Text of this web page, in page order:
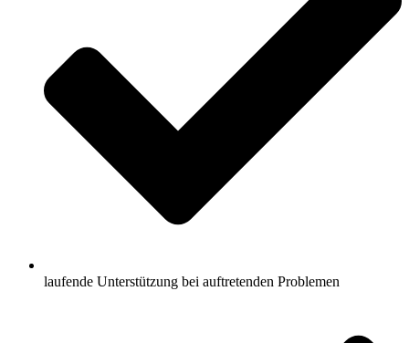
laufende Unterstützung bei auftretenden Problemen